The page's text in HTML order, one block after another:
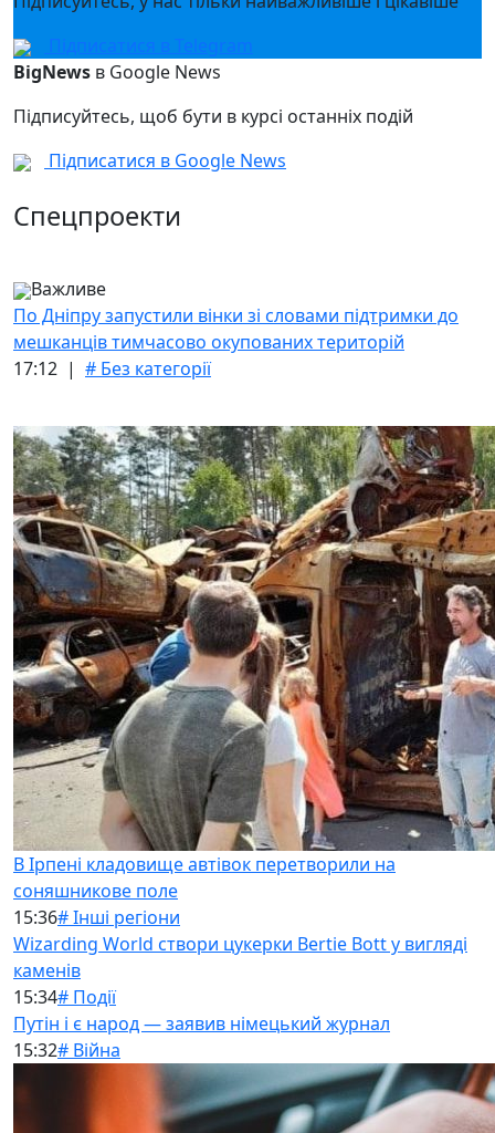
Підписатися в Telegram
BigNews в Google News
Підписуйтесь, щоб бути в курсі останніх подій
Підписатися в Google News
Спецпроекти
Важливе
По Дніпру запустили вінки зі словами підтримки до
мешканців тимчасово окупованих територій
17:12 | # Без категорії
В Ірпені кладовище автівок перетворили на
соняшникове поле
15:36# Інші регіони
Wizarding World створи цукерки Bertie Bott у вигляді
каменів
15:34# Події
Путін і є народ — заявив німецький журнал
15:32# Війна